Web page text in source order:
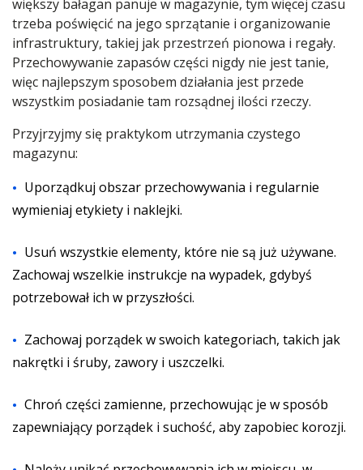
większy bałagan panuje w magazynie, tym więcej czasu
trzeba poświęcić na jego sprzątanie i organizowanie
infrastruktury, takiej jak przestrzeń pionowa i regały.
Przechowywanie zapasów części nigdy nie jest tanie,
więc najlepszym sposobem działania jest przede
wszystkim posiadanie tam rozsądnej ilości rzeczy.
Przyjrzyjmy się praktykom utrzymania czystego
magazynu:
Uporządkuj obszar przechowywania i regularnie
wymieniaj etykiety i naklejki.
Usuń wszystkie elementy, które nie są już używane.
Zachowaj wszelkie instrukcje na wypadek, gdybyś
potrzebował ich w przyszłości.
Zachowaj porządek w swoich kategoriach, takich jak
nakrętki i śruby, zawory i uszczelki.
Chroń części zamienne, przechowując je w sposób
zapewniający porządek i suchość, aby zapobiec korozji.